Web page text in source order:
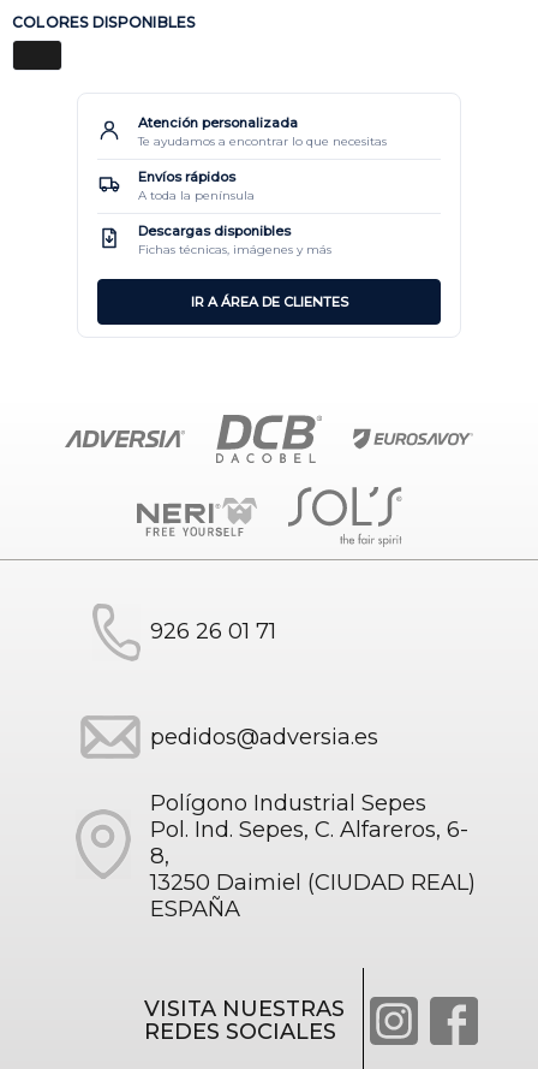
COLORES DISPONIBLES
Atención personalizada
Te ayudamos a encontrar lo que necesitas
Envíos rápidos
A toda la península
Descargas disponibles
Fichas técnicas, imágenes y más
IR A ÁREA DE CLIENTES
926 26 01 71
pedidos@adversia.es
Polígono Industrial Sepes
Pol. Ind. Sepes, C. Alfareros, 6-
8,
13250 Daimiel (CIUDAD REAL)
ESPAÑA
VISITA NUESTRAS
REDES SOCIALES